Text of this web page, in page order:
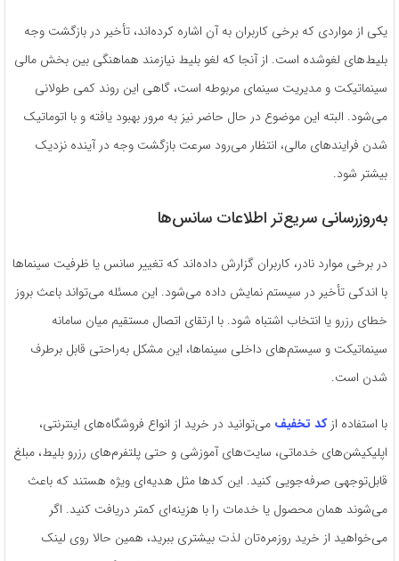
یکی از مواردی که برخی کاربران به آن اشاره کرده‌اند، تأخیر در بازگشت وجه
بلیط‌های لغوشده است. از آنجا که لغو بلیط نیازمند هماهنگی بین بخش مالی
سینماتیکت و مدیریت سینمای مربوطه است، گاهی این روند کمی طولانی
می‌شود. البته این موضوع در حال حاضر نیز به مرور بهبود یافته و با اتوماتیک
شدن فرایندهای مالی، انتظار می‌رود سرعت بازگشت وجه در آینده نزدیک
بیشتر شود.
به‌روزرسانی سریع‌تر اطلاعات سانس‌ها
در برخی موارد نادر، کاربران گزارش داده‌اند که تغییر سانس یا ظرفیت سینماها
با اندکی تأخیر در سیستم نمایش داده می‌شود. این مسئله می‌تواند باعث بروز
خطای رزرو یا انتخاب اشتباه شود. با ارتقای اتصال مستقیم میان سامانه
سینماتیکت و سیستم‌های داخلی سینماها، این مشکل به‌راحتی قابل برطرف
شدن است.
با استفاده ازکد تخفیف می‌توانید در خرید از انواع فروشگاه‌های اینترنتی،
اپلیکیشن‌های خدماتی، سایت‌های آموزشی و حتی پلتفرم‌های رزرو بلیط، مبلغ
قابل‌توجهی صرفه‌جویی کنید. این کدها مثل هدیه‌ای ویژه هستند که باعث
می‌شوند همان محصول یا خدمات را با هزینه‌ای کمتر دریافت کنید. اگر
می‌خواهید از خرید روزمره‌تان لذت بیشتری ببرید، همین حالا روی لینک